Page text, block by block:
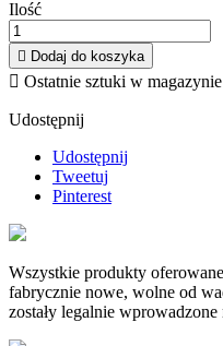
Ilość
 Dodaj do koszyka
 Ostatnie sztuki w magazynie
Udostępnij
Udostępnij
Tweetuj
Pinterest
Wszystkie produkty
fabrycznie nowe, wolne od
zostały legalnie